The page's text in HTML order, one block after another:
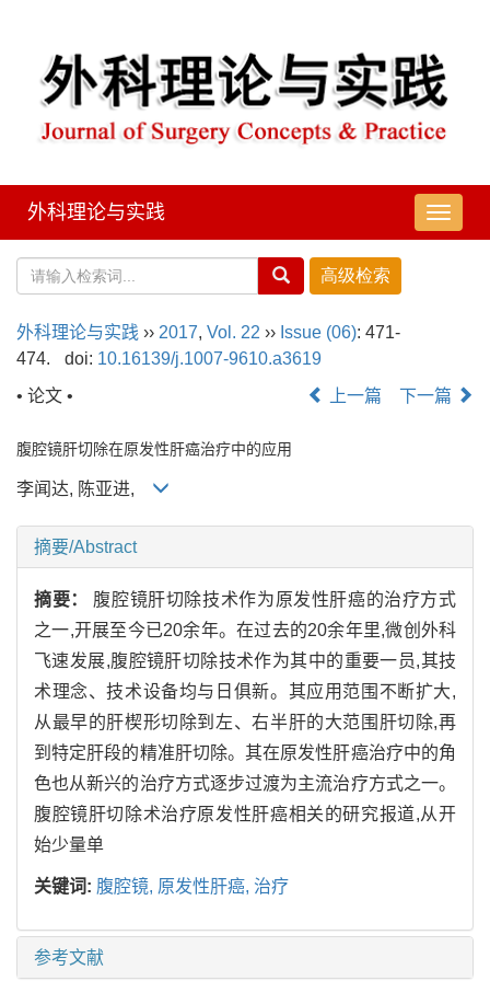
导
航
外科理论与实践
外科理论与实践 ›› 2017, Vol. 22 ›› Issue (06): 471-
474.
doi: 10.16139/j.1007-9610.a3619
• 论文 •
上一篇 下一篇
腹腔镜肝切除在原发性肝癌治疗中的应用
李闻达, 陈亚进,
摘要/Abstract
摘要： 腹腔镜肝切除技术作为原发性肝癌的治疗方式
之一,开展至今已20余年。在过去的20余年里,微创外科
飞速发展,腹腔镜肝切除技术作为其中的重要一员,其技
术理念、技术设备均与日俱新。其应用范围不断扩大,
从最早的肝楔形切除到左、右半肝的大范围肝切除,再
到特定肝段的精准肝切除。其在原发性肝癌治疗中的角
色也从新兴的治疗方式逐步过渡为主流治疗方式之一。
腹腔镜肝切除术治疗原发性肝癌相关的研究报道,从开
始少量单
关键词: 腹腔镜, 原发性肝癌, 治疗
参考文献